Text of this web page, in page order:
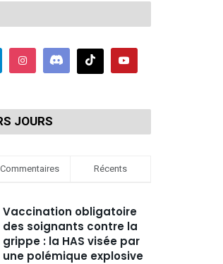
JOURS
Commentaires Récents
Vaccination obligatoire
des soignants contre la
grippe : la HAS visée par
une polémique explosive